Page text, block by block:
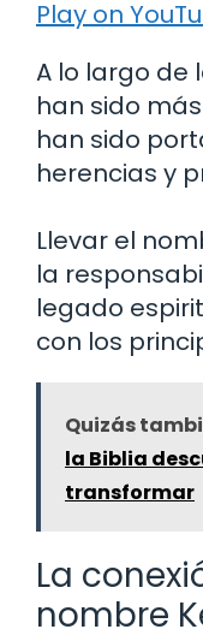
Play on
A lo largo de
han sido
han sido
herencias y
Llevar el
la
legado
con los
Quizás
la Biblia
transformar
La
nombre